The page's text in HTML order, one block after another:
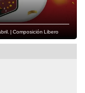
| Composición Libero